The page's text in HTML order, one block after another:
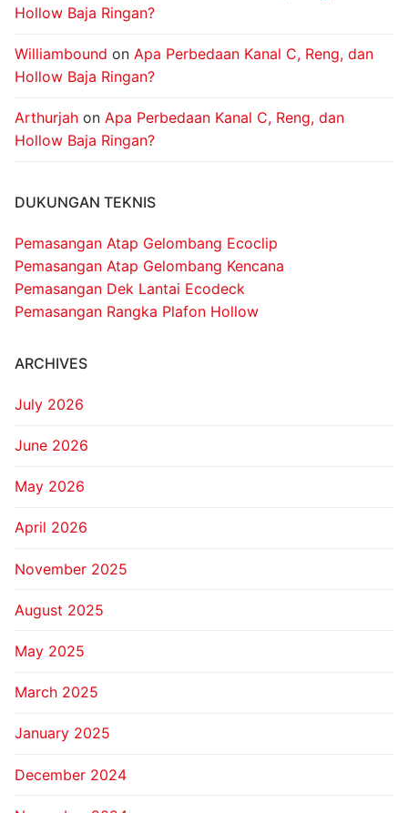
Hollow Baja Ringan?
Williambound on Apa Perbedaan Kanal C, Reng, dan
Hollow Baja Ringan?
Arthurjah on Apa Perbedaan Kanal C, Reng, dan
Hollow Baja Ringan?
DUKUNGAN TEKNIS
Pemasangan Atap Gelombang Ecoclip
Pemasangan Atap Gelombang Kencana
Pemasangan Dek Lantai Ecodeck
Pemasangan Rangka Plafon Hollow
ARCHIVES
July 2026
June 2026
May 2026
April 2026
November 2025
August 2025
May 2025
March 2025
January 2025
December 2024